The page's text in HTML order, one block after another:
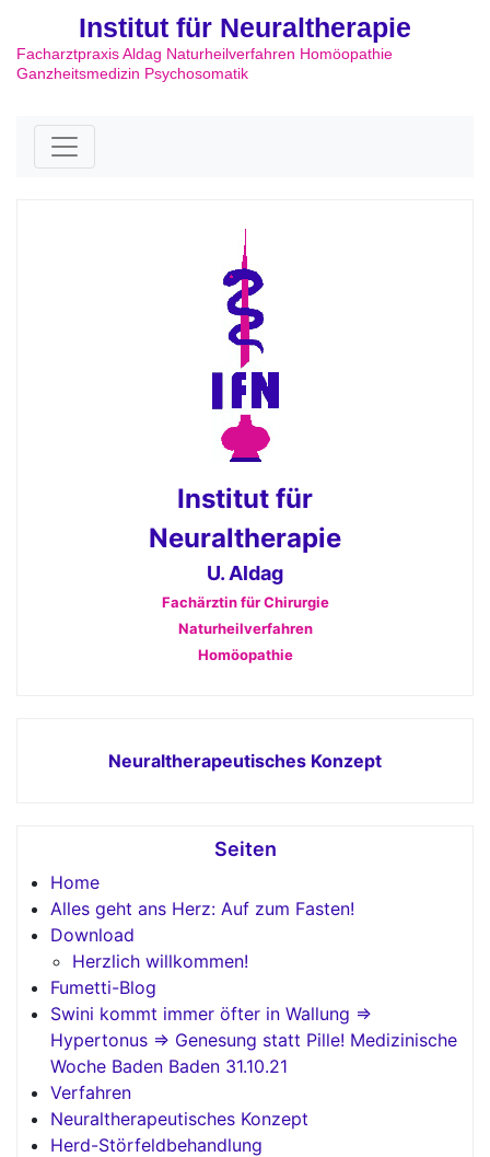
Institut für Neuraltherapie
Facharztpraxis Aldag Naturheilverfahren Homöopathie
Ganzheitsmedizin Psychosomatik
Institut für
Neuraltherapie
U. Aldag
Fachärztin für Chirurgie
Naturheilverfahren
Homöopathie
Neuraltherapeutisches Konzept
Seiten
Home
Alles geht ans Herz: Auf zum Fasten!
Download
Herzlich willkommen!
Fumetti-Blog
Swini kommt immer öfter in Wallung =>
Hypertonus => Genesung statt Pille! Medizinische
Woche Baden Baden 31.10.21
Verfahren
Neuraltherapeutisches Konzept
Herd-Störfeldbehandlung